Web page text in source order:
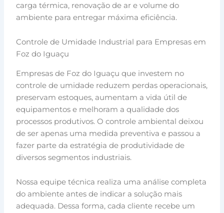
carga térmica, renovação de ar e volume do
ambiente para entregar máxima eficiência.
Controle de Umidade Industrial para Empresas em
Foz do Iguaçu
Empresas de Foz do Iguaçu que investem no
controle de umidade reduzem perdas operacionais,
preservam estoques, aumentam a vida útil de
equipamentos e melhoram a qualidade dos
processos produtivos. O controle ambiental deixou
de ser apenas uma medida preventiva e passou a
fazer parte da estratégia de produtividade de
diversos segmentos industriais.
Nossa equipe técnica realiza uma análise completa
do ambiente antes de indicar a solução mais
adequada. Dessa forma, cada cliente recebe um